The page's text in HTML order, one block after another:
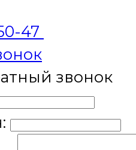
47
звонок